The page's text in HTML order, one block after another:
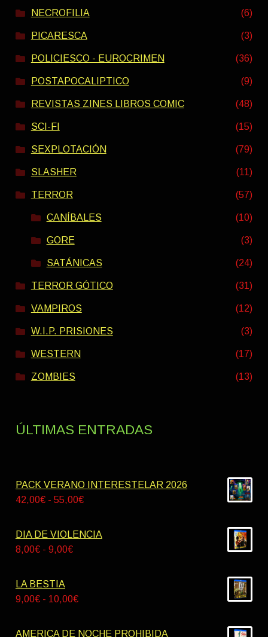
NECROFILIA (6)
PICARESCA (3)
POLICIESCO - EUROCRIMEN (36)
POSTAPOCALIPTICO (9)
REVISTAS ZINES LIBROS COMIC (48)
SCI-FI (15)
SEXPLOTACIÓN (79)
SLASHER (11)
TERROR (57)
CANÍBALES (10)
GORE (3)
SATÁNICAS (24)
TERROR GÓTICO (31)
VAMPIROS (12)
W.I.P. PRISIONES (3)
WESTERN (17)
ZOMBIES (13)
ÚLTIMAS ENTRADAS
PACK VERANO INTERESTELAR 2026
42,00€ - 55,00€Rango
precios:
DIA DE VIOLENCIA
8,00€ - 9,00€Rango
desde
LA BESTIA
9,00€ - 10,00€Rango
precios:
AMERICA DE NOCHE PROHIBIDA